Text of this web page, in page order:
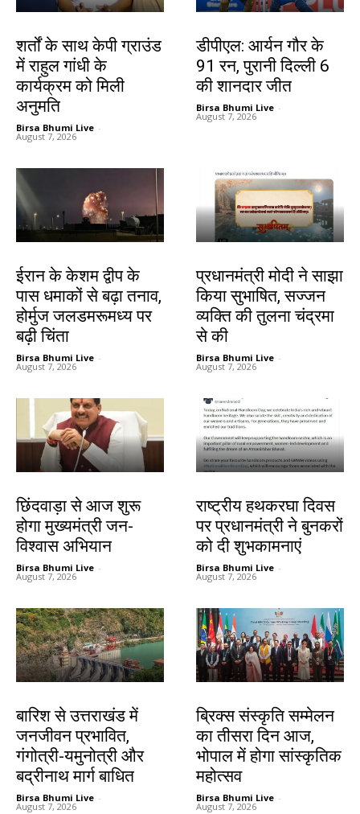
शर्तों के साथ केपी ग्राउंड
में राहुल गांधी के
कार्यक्रम को मिली
अनुमति
Birsa Bhumi Live -
August 7, 2026
डीपीएल: आर्यन गौर के
91 रन, पुरानी दिल्ली 6
की शानदार जीत
Birsa Bhumi Live -
August 7, 2026
ईरान के केशम द्वीप के
पास धमाकों से बढ़ा तनाव,
होर्मुज जलडमरूमध्य पर
बढ़ी चिंता
Birsa Bhumi Live -
August 7, 2026
प्रधानमंत्री मोदी ने साझा
किया सुभाषित, सज्जन
व्यक्ति की तुलना चंद्रमा
से की
Birsa Bhumi Live -
August 7, 2026
छिंदवाड़ा से आज शुरू
होगा मुख्यमंत्री जन-
विश्वास अभियान
Birsa Bhumi Live -
August 7, 2026
राष्ट्रीय हथकरघा दिवस
पर प्रधानमंत्री ने बुनकरों
को दी शुभकामनाएं
Birsa Bhumi Live -
August 7, 2026
बारिश से उत्तराखंड में
जनजीवन प्रभावित,
गंगोत्री-यमुनोत्री और
बद्रीनाथ मार्ग बाधित
Birsa Bhumi Live -
August 7, 2026
ब्रिक्स संस्कृति सम्मेलन
का तीसरा दिन आज,
भोपाल में होगा सांस्कृतिक
महोत्सव
Birsa Bhumi Live -
August 7, 2026